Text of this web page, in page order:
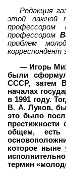
Редакция
этой важной
профессором
профессором
проблем
корреспондент
— Игорь
были
СССР, затем
началах
в 1991 году.
В. А. Луков,
это было
общем, есть
которое ныне
термин